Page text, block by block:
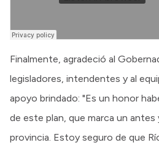
Finalmente, agradeció al
legisladores, intendentes y al
apoyo brindado: "Es un honor
de este plan, que marca un antes
provincia. Estoy seguro de que